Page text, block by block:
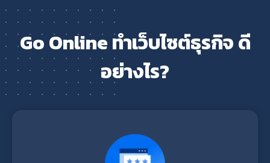
Go Online ทำเว็บไซต์ธุรกิจ ดี
อย่างไร?